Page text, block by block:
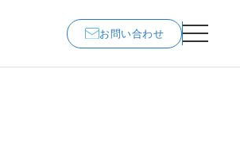
お問い合わせ